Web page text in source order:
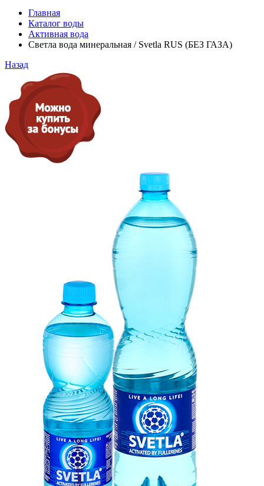
Главная
Каталог воды
Активная вода
Светла вода минеральная / Svetla RUS (БЕЗ ГАЗА)
Назад